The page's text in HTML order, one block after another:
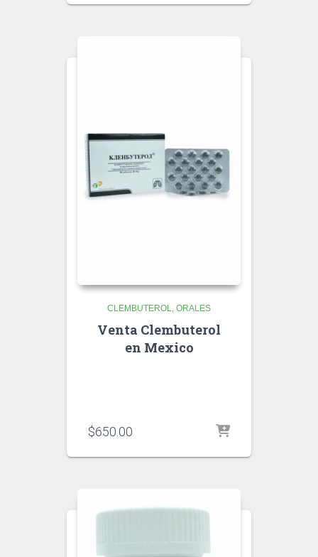
CLEMBUTEROL ORALES
Venta Clembuterol
en Mexico
$650.00